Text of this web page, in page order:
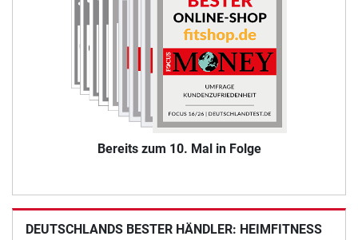
Bereits zum 10. Mal in Folge
DEUTSCHLANDS BESTER HÄNDLER: HEIMFITNESS